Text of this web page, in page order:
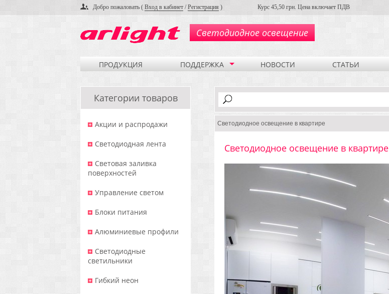
Добро пожаловать ( Вход в кабинет /Регистрация ) Курс 45,50 грн. Цена включает ПДВ
Светодиодное освещение
ПРОДУКЦИЯ ПОДДЕРЖКА НОВОСТИ СТАТЬИ
Категории товаров
Акции и распродажи
Светодиодная лента
Световая заливка
поверхностей
Управление светом
Блоки питания
Алюминиевые профили
Светодиодные
светильники
Гибкий неон
Светодиодное освещение в квартире
Светодиодное освещение в квартире